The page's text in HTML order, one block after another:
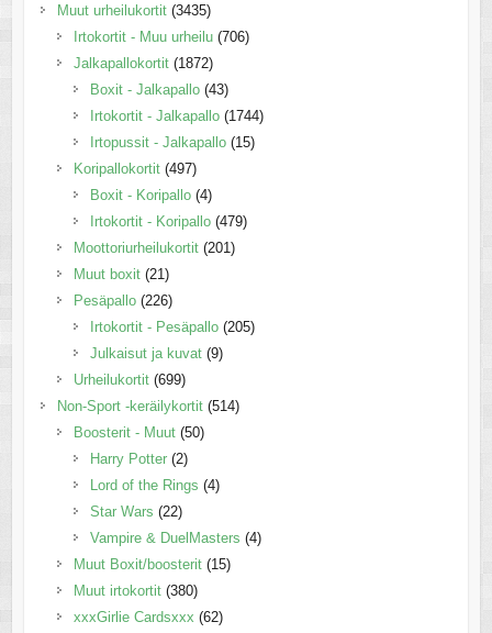
Muut urheilukortit (3435)
Irtokortit - Muu urheilu (706)
Jalkapallokortit (1872)
Boxit - Jalkapallo (43)
Irtokortit - Jalkapallo (1744)
Irtopussit - Jalkapallo (15)
Koripallokortit (497)
Boxit - Koripallo (4)
Irtokortit - Koripallo (479)
Moottoriurheilukortit (201)
Muut boxit (21)
Pesäpallo (226)
Irtokortit - Pesäpallo (205)
Julkaisut ja kuvat (9)
Urheilukortit (699)
Non-Sport -keräilykortit (514)
Boosterit - Muut (50)
Harry Potter (2)
Lord of the Rings (4)
Star Wars (22)
Vampire & DuelMasters (4)
Muut Boxit/boosterit (15)
Muut irtokortit (380)
xxxGirlie Cardsxxx (62)